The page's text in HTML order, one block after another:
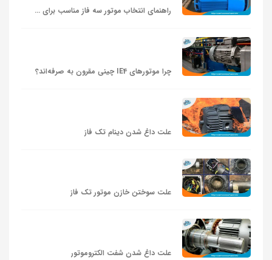
راهنمای انتخاب موتور سه‌ فاز مناسب برای پمپ و فن
چرا موتورهای IE4 چینی مقرون‌ به‌ صرفه‌اند؟
علت داغ شدن دینام تک فاز
علت سوختن خازن موتور تک فاز
علت داغ شدن شفت الکتروموتور